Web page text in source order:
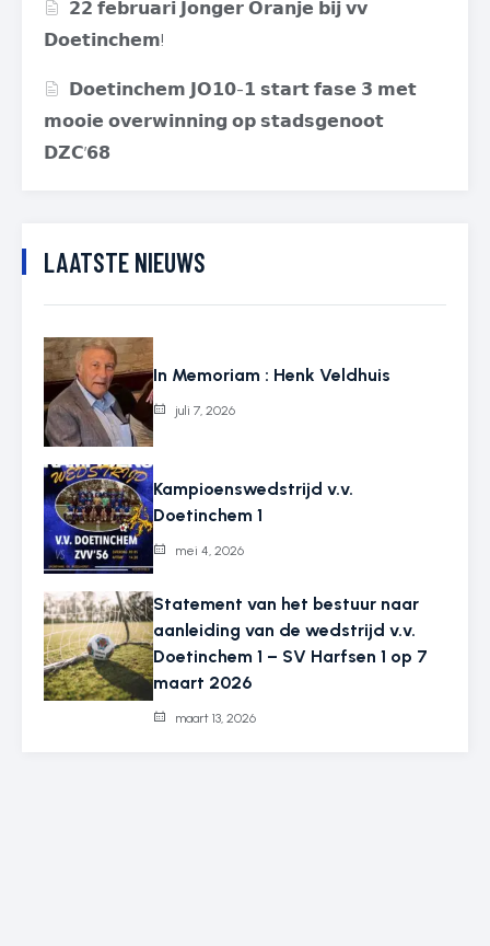
𝟮𝟮 𝗳𝗲𝗯𝗿𝘂𝗮𝗿𝗶 𝗝𝗼𝗻𝗴𝗲𝗿 𝗢𝗿𝗮𝗻𝗷𝗲 𝗯𝗶𝗷 𝘃𝘃
𝗗𝗼𝗲𝘁𝗶𝗻𝗰𝗵𝗲𝗺!
𝗗𝗼𝗲𝘁𝗶𝗻𝗰𝗵𝗲𝗺 𝗝𝗢𝟭𝟬-𝟭 𝘀𝘁𝗮𝗿𝘁 𝗳𝗮𝘀𝗲 𝟯 𝗺𝗲𝘁
𝗺𝗼𝗼𝗶𝗲 𝗼𝘃𝗲𝗿𝘄𝗶𝗻𝗻𝗶𝗻𝗴 𝗼𝗽 𝘀𝘁𝗮𝗱𝘀𝗴𝗲𝗻𝗼𝗼𝘁
𝗗𝗭𝗖’𝟲𝟴
LAATSTE NIEUWS
In Memoriam : Henk Veldhuis
juli 7, 2026
Kampioenswedstrijd v.v.
Doetinchem 1
mei 4, 2026
Statement van het bestuur naar
aanleiding van de wedstrijd v.v.
Doetinchem 1 – SV Harfsen 1 op 7
maart 2026
maart 13, 2026